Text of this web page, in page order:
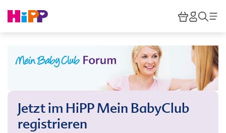
HiPP
Jetzt im HiPP Mein BabyClub
registrieren